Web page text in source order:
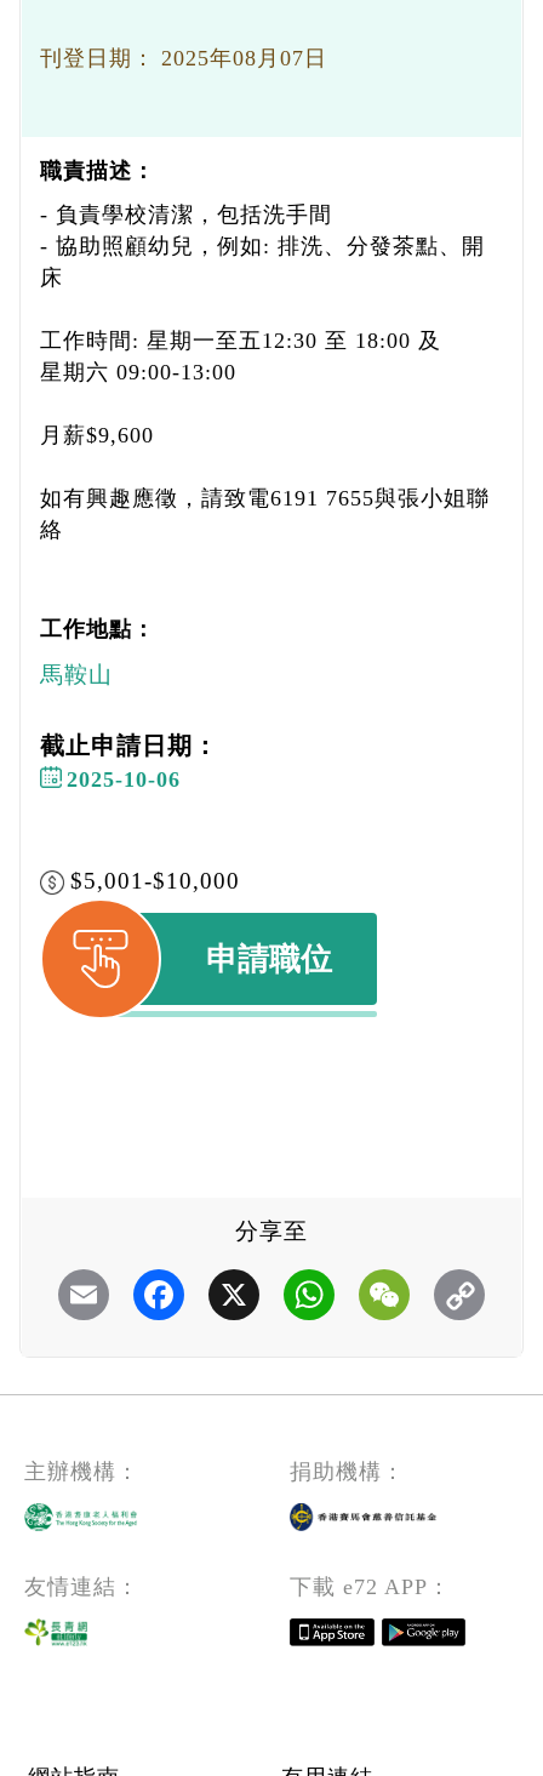
刊登日期： 2025年08月07日
職責描述：
- 負責學校清潔，包括洗手間
- 協助照顧幼兒，例如: 排洗、分發茶點、開
床
工作時間: 星期一至五12:30 至 18:00 及
星期六 09:00-13:00
月薪$9,600
如有興趣應徵，請致電6191 7655與張小姐聯
絡
工作地點：
馬鞍山
截止申請日期：
2025-10-06
$5,001-$10,000
申請職位
分享至
Email Facebook
X WhatsAppWeChat
主辦機構： 捐助機構：
友情連結： 下載 e72 APP：